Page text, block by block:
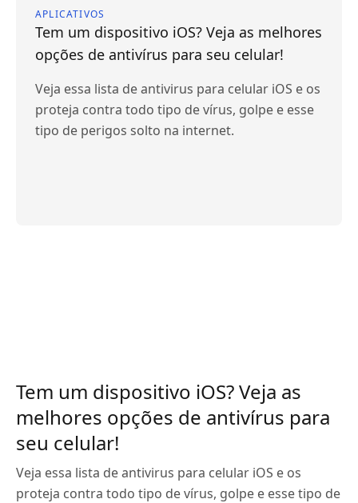
APLICATIVOS
Tem um dispositivo iOS? Veja as melhores
opções de antivírus para seu celular!
Veja essa lista de antivirus para celular iOS e os
proteja contra todo tipo de vírus, golpe e esse
tipo de perigos solto na internet.
Tem um dispositivo iOS? Veja as
melhores opções de antivírus para
seu celular!
Veja essa lista de antivirus para celular iOS e os
proteja contra todo tipo de vírus, golpe e esse tipo de